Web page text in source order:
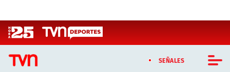
SEÑALES